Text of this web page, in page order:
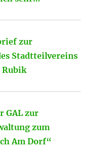
zur
Stadtteilvereins
Rubik
GAL zur
zum
Am Dorf“